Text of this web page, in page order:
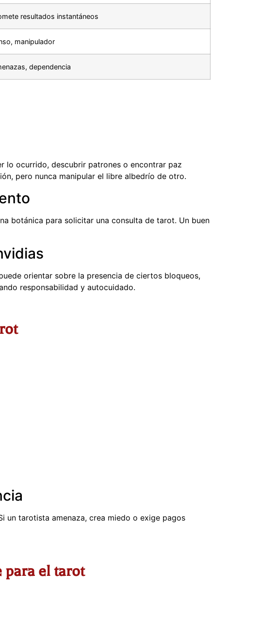
resultados instantáneos
manipulador
dependencia
lo ocurrido, descubrir patrones o encontrar paz
pero nunca manipular el libre albedrío de otro.
botánica para solicitar una consulta de tarot. Un buen
orientar sobre la presencia de ciertos bloqueos,
responsabilidad y autocuidado.
un tarotista amenaza, crea miedo o exige pagos
el tarot